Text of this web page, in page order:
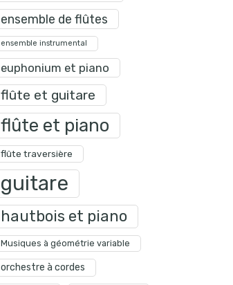
ensemble de flûtes
ensemble instrumental
euphonium et piano
flûte et guitare
flûte et piano
flûte traversière
guitare
hautbois et piano
Musiques à géométrie variable
orchestre à cordes